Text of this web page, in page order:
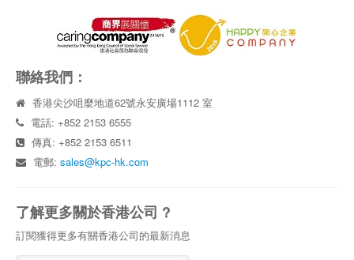
聯絡我們：
香港尖沙咀麼地道62號永安廣場1112 室
電話: +852 2153 6555
傳真: +852 2153 6511
電郵:sales@kpc-hk.com
了解更多關於香港公司 ?
訂閱獲得更多有關香港公司的最新消息